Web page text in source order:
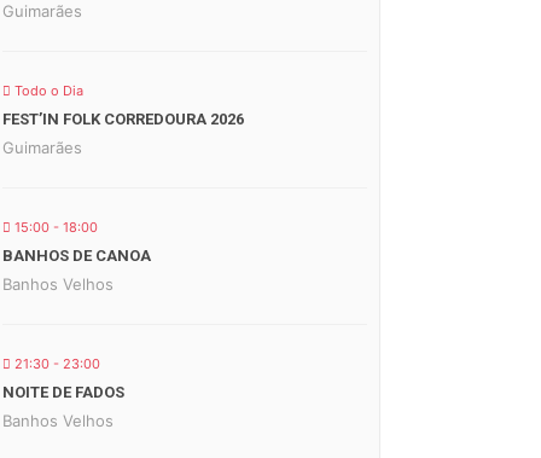
Guimarães
Todo o Dia
FEST’IN FOLK CORREDOURA 2026
Guimarães
15:00 - 18:00
BANHOS DE CANOA
Banhos Velhos
21:30 - 23:00
NOITE DE FADOS
Banhos Velhos